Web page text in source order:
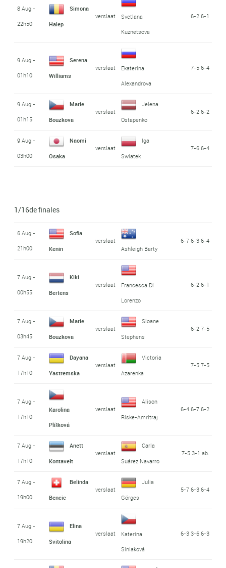
8 Aug -
22h50
Simona
Halep
verslaat
Svetlana
Kuznetsova
6-2 6-1
9 Aug -
01h10
Serena
Williams
verslaat
Ekaterina
Alexandrova
7-5 6-4
9 Aug -
01h15
Marie
Bouzkova
verslaat
Jelena
Ostapenko
6-2 6-2
9 Aug -
03h00
Naomi
Osaka
verslaat
Iga
Swiatek
7-6 6-4
1/16de finales
6 Aug -
21h00
Sofia
Kenin
verslaat
Ashleigh Barty
6-7 6-3 6-4
7 Aug -
00h55
Kiki
Bertens
verslaat
Francesca Di
Lorenzo
6-2 6-1
7 Aug -
03h45
Marie
Bouzkova
verslaat
Sloane
Stephens
6-2 7-5
7 Aug -
17h10
Dayana
Yastremska
verslaat
Victoria
Azarenka
7-5 7-5
7 Aug -
17h10
Karolina
Plíšková
verslaat
Alison
Riske-Amritraj
6-4 6-7 6-2
7 Aug -
17h10
Anett
Kontaveit
verslaat
Carla
Suárez Navarro
7-5 3-1 ab.
7 Aug -
19h00
Belinda
Bencic
verslaat
Julia
Görges
5-7 6-3 6-4
7 Aug -
19h20
Elina
Svitolina
verslaat
Katerina
Siniaková
6-3 3-6 6-3